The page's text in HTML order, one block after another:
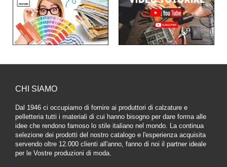
CHI SIAMO
Dal 1946 ci occupiamo di fornire ai produttori di calzature e
pelletteria tutti i materiali di cui hanno bisogno per dare forma alle
idee che rendono famoso lo stile italiano nel mondo. La continua
selezione dei prodotti del nostro catalogo e l'esperienza acquisita
servendo oltre 12.000 clienti all'anno, fanno di noi il partner ideale
per le Vostre produzioni di moda.